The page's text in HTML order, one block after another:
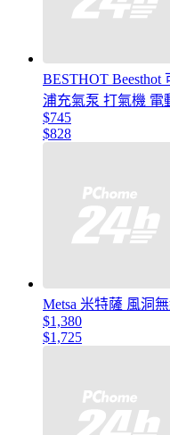
BESTHOT
浦充氣泵 打氣機 電
$745
$828
Metsa 米特薩 風洞
$1,380
$1,725